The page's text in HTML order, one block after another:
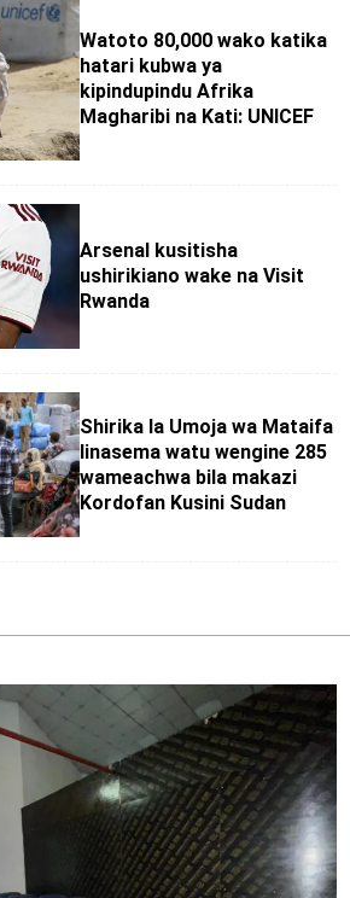
Watoto 80,000 wako katika
hatari kubwa ya
kipindupindu Afrika
Magharibi na Kati: UNICEF
Arsenal kusitisha
ushirikiano wake na Visit
Rwanda
Shirika la Umoja wa Mataifa
linasema watu wengine 285
wameachwa bila makazi
Kordofan Kusini Sudan